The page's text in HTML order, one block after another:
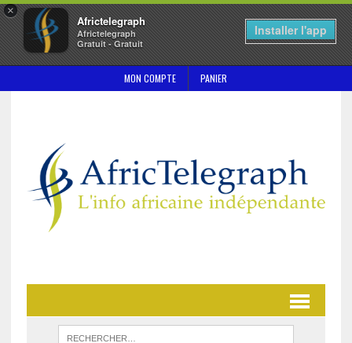
×
Africtelegraph
Africtelegraph
Gratuit - Gratuit
Installer l'app
MON COMPTE PANIER